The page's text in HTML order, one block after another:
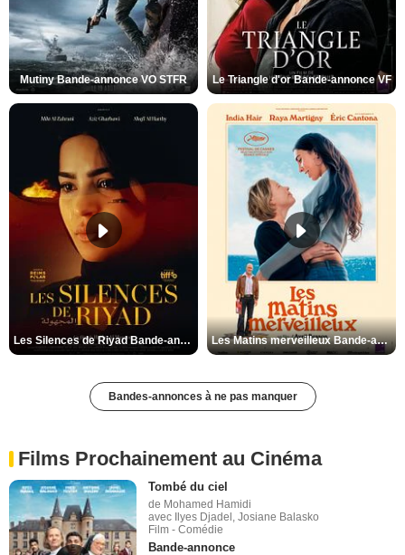
Mutiny Bande-annonce VO STFR Le Triangle d'or Bande-annonce VF
Les Silences de Riyad Bande-annonce VO STFR Les Matins merveilleux Bande-annonce VF
Bandes-annonces à ne pas manquer
Films Prochainement au Cinéma
Tombé du ciel
de Mohamed Hamidi
avec Ilyes Djadel, Josiane Balasko
Film - Comédie
Bande-annonce